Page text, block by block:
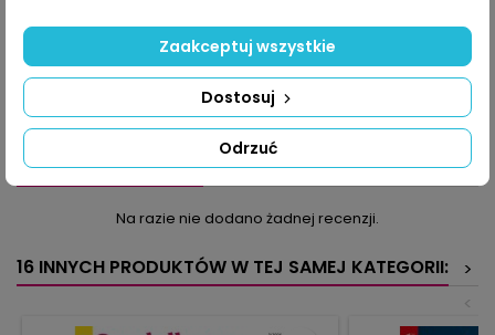
poduszki. Pomyślcie też o sobie: mały dodatek typu kołnierzyk, a
może szydełkowa biżuteria odmienią każdą stylizację. Dla
zaawansowanych w szydełkowaniu mamy wyzwanie: serwetkę
arabeskę, której wykonanie ułatwi szkółka techniki arabeski
oraz opis krok po kroku.
KOMENTARZE (0) Oceń
Na razie nie dodano żadnej recenzji.
16 INNYCH PRODUKTÓW W TEJ SAMEJ KATEGORII:
>
<
Odrzuć
Dostosuj
Zaakceptuj wszystkie